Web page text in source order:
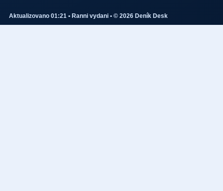
Aktualizovano 01:21 • Ranni vydani • © 2026 Deník Desk